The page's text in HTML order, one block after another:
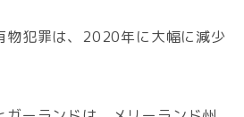
物犯罪は、2020年に大幅に減少